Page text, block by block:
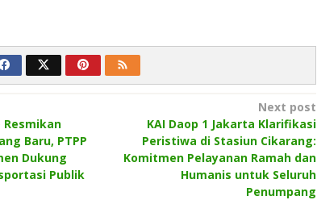
Resmikan
Baru, PTPP
Dukung
Publik
Next post
KAI Daop 1 Jakarta Klarifikasi
Peristiwa di Stasiun Cikarang:
Komitmen Pelayanan Ramah dan
Humanis untuk Seluruh
Penumpang